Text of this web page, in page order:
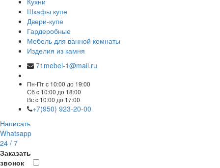
Шкафы купе
Двери-купе
Гардеробные
Мебель для ванной комнаты
Изделия из камня
71mebel-1@mail.ru
Пн-Пт c 10:00 до 19:00
Сб c 10:00 до 18:00
Вс c 10:00 до 17:00
+7(950) 923-20-00
Написать
Whatsapp
24 / 7
Заказать
звонок